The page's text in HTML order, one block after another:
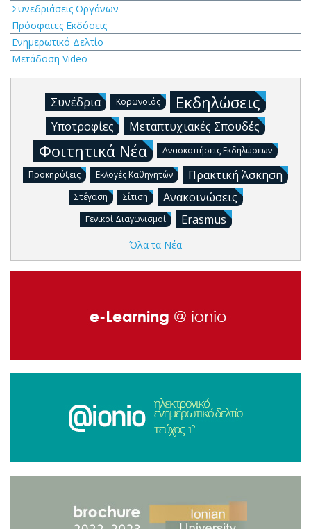
Συνεδριάσεις Οργάνων
Πρόσφατες Εκδόσεις
Ενημερωτικό Δελτίο
Μετάδοση Video
Συνέδρια Κορωνοϊός Εκδηλώσεις
Υποτροφίες Μεταπτυχιακές Σπουδές
Φοιτητικά Νέα Ανασκοπήσεις Εκδηλώσεων
Προκηρύξεις Εκλογές Καθηγητών Πρακτική Άσκηση
Στέγαση Σίτιση Ανακοινώσεις
Γενικοί Διαγωνισμοί Erasmus
Όλα τα Νέα